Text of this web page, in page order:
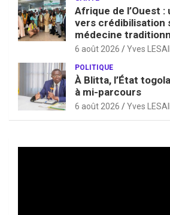
Afrique de l’Ouest :
vers crédibilisation
médecine
6 août 2026 Yves
POLITIQUE
À Blitta, l’État
à mi-parcours
6 août 2026 Yves